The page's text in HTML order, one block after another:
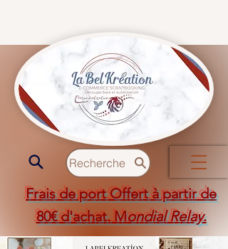
Recherche
Frais de port Offert à partir de
80€ d'achat. Mondial Relay.